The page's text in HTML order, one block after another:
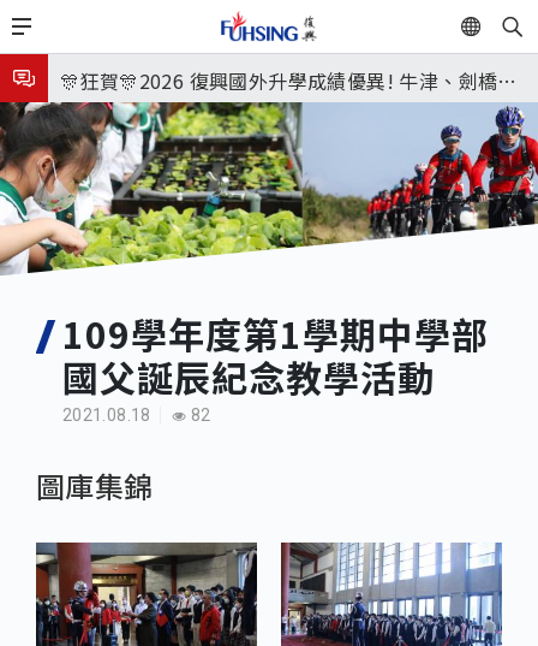
移
至
主
內
容
EN
🎉🎉🎉狂賀! 12望蘇同學榮錄MIT麻省理工學院，本校
連續兩年錄取世界第一學府！
🎊狂賀🎊2026 復興國外升學成績優異! 牛津、劍橋首
次雙星閃耀✨
115年校本部大學榜單再創佳績🎉，32％達醫學系錄
取標準、62%達台大錄取標準。各組合4科60級分9人
🎊
8月3日 分科成績公布
臺北市2026城鎮韌性(防空)演習訂於8月13日(四) 14
時30分至15時實施，全市人、車及各場所均須配合管
制與避難演練，以免受罰。
8月31日 開學日
🎉🎉🎉狂賀! 12望蘇同學榮錄MIT麻省理工學院，本校
連續兩年錄取世界第一學府！
109學年度第1學期中學部
國父誕辰紀念教學活動
2021.08.18 82
圖庫集錦